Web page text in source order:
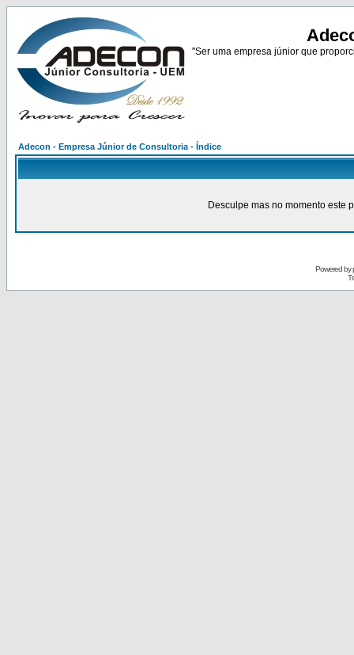
"Ser uma empresa júnior que
Adecon - Empresa Júnior de Consultoria - Índice
Desculpe mas no momento este
Powered by